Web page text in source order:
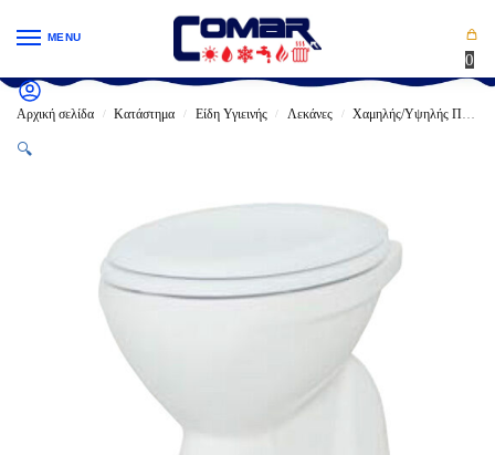
MENU
0
Αρχική σελίδα / Κατάστημα / Είδη Υγιεινής / Λεκάνες / Χαμηλής/Υψηλής Πίεσης
🔍